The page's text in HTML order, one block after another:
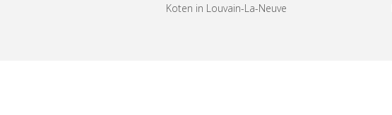
Koten in Louvain-La-Neuve